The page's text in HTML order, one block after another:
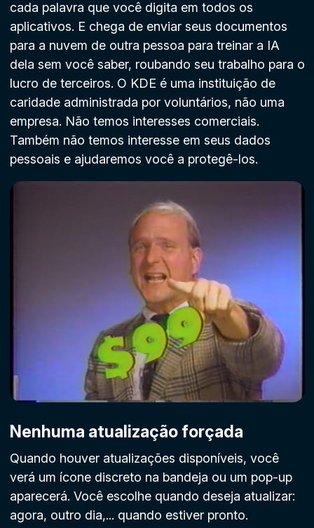
cada palavra que você digita em todos os
aplicativos. E chega de enviar seus documentos
para a nuvem de outra pessoa para treinar a IA
dela sem você saber, roubando seu trabalho para o
lucro de terceiros. O KDE é uma instituição de
caridade administrada por voluntários, não uma
empresa. Não temos interesses comerciais.
Também não temos interesse em seus dados
pessoais e ajudaremos você a protegê-los.
Nenhuma atualização forçada
Quando houver atualizações disponíveis, você
verá um ícone discreto na bandeja ou um pop-up
aparecerá. Você escolhe quando deseja atualizar:
agora, outro dia,... quando estiver pronto.